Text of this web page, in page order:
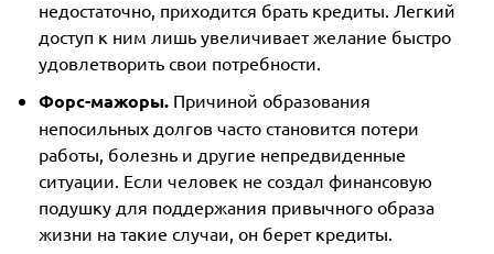
недостаточно, приходится брать кредиты. Легкий
доступ к ним лишь увеличивает желание быстро
удовлетворить свои потребности.
Форс-мажоры. Причиной образования
непосильных долгов часто становится потери
работы, болезнь и другие непредвиденные
ситуации. Если человек не создал финансовую
подушку для поддержания привычного образа
жизни на такие случаи, он берет кредиты.